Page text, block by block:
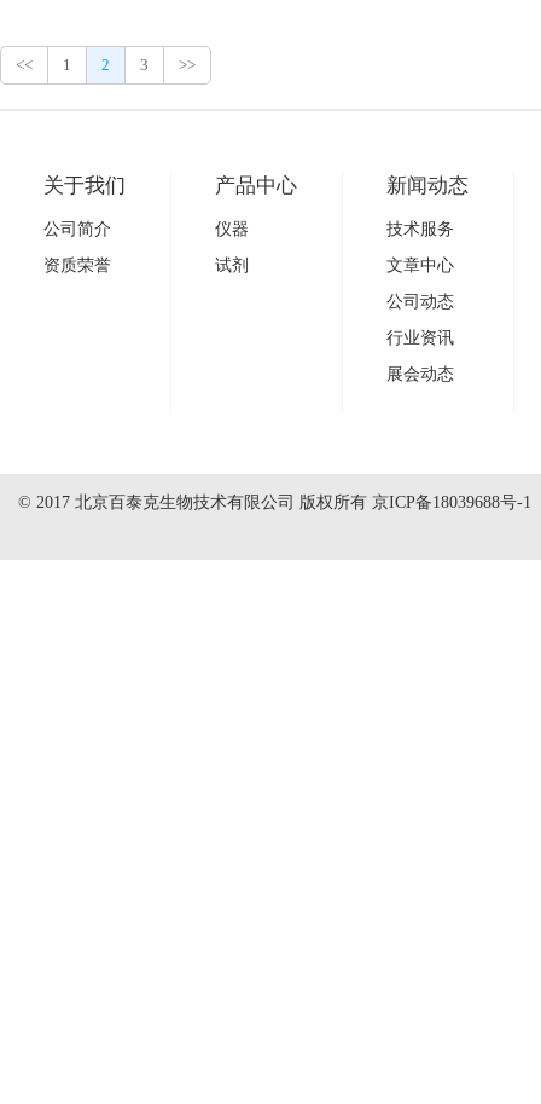
<< 1 2 3 >>
关于我们
公司简介
资质荣誉
产品中心
仪器
试剂
新闻动态
技术服务
文章中心
公司动态
行业资讯
展会动态
© 2017 北京百泰克生物技术有限公司 版权所有 京ICP备18039688号-1